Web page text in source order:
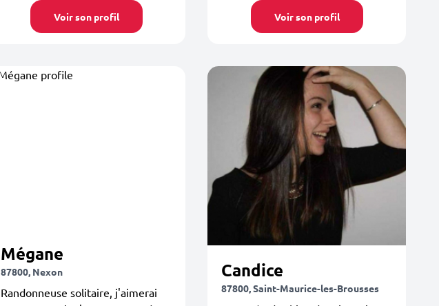
Voir son profil Voir son profil
Mégane
87800, Nexon
Randonneuse solitaire, j'aimerai
Candice
87800, Saint-Maurice-les-Brousses